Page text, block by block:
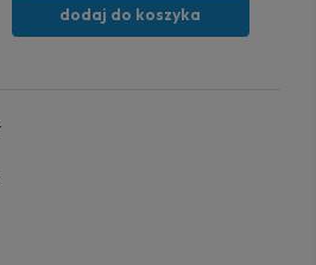
dodaj do koszyka